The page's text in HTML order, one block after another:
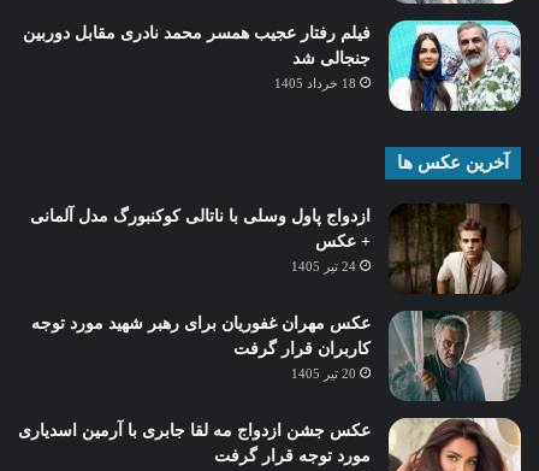
فیلم رفتار عجیب همسر محمد نادری مقابل دوربین
جنجالی شد
18 خرداد 1405
آخرین عکس ها
ازدواج پاول وسلی با ناتالی کوکنبورگ مدل آلمانی
+ عکس
24 تیر 1405
عکس مهران غفوریان برای رهبر شهید مورد توجه
کاربران قرار گرفت
20 تیر 1405
عکس جشن ازدواج مه لقا جابری با آرمین اسدیاری
مورد توجه قرار گرفت